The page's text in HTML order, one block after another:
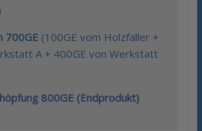
700GE(100GE vom Holzfäller +
A + 400GE von Werkstatt
800GE (Endprodukt)